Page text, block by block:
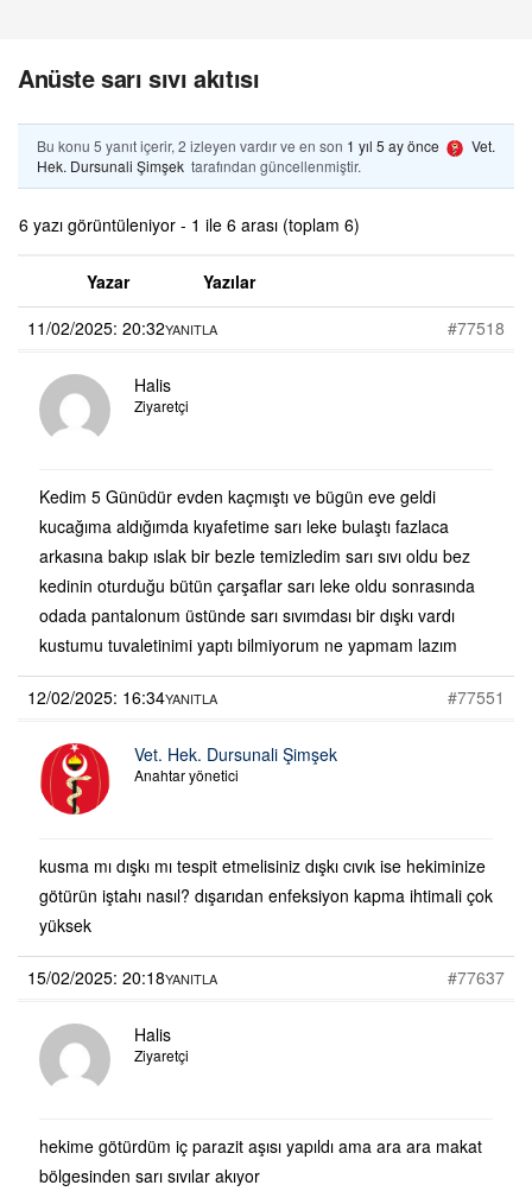
Anüste sarı sıvı akıtısı
Bu konu 5 yanıt içerir, 2 izleyen vardır ve en son 1 yıl 5 ay önce
Vet.
Hek. Dursunali Şimşek tarafından güncellenmiştir.
6 yazı görüntüleniyor - 1 ile 6 arası (toplam 6)
Yazar
Yazılar
11/02/2025: 20:32
#77518
YANITLA
Halis
Ziyaretçi
Kedim 5 Günüdür evden kaçmıştı ve bügün eve geldi
kucağıma aldığımda kıyafetime sarı leke bulaştı fazlaca
arkasına bakıp ıslak bir bezle temizledim sarı sıvı oldu bez
kedinin oturduğu bütün çarşaflar sarı leke oldu sonrasında
odada pantalonum üstünde sarı sıvımdası bir dışkı vardı
kustumu tuvaletinimi yaptı bilmiyorum ne yapmam lazım
12/02/2025: 16:34 #77551
YANITLA
Vet. Hek. Dursunali Şimşek
Anahtar yönetici
kusma mı dışkı mı tespit etmelisiniz dışkı cıvık ise hekiminize
götürün iştahı nasıl? dışarıdan enfeksiyon kapma ihtimali çok
yüksek
15/02/2025: 20:18 #77637
YANITLA
Halis
Ziyaretçi
hekime götürdüm iç parazit aşısı yapıldı ama ara ara makat
bölgesinden sarı sıvılar akıyor